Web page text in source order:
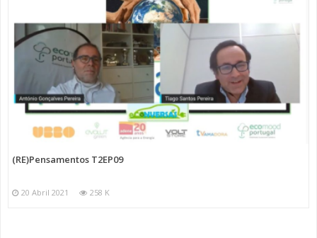
(RE)Pensamentos T2EP09
20 Abril 2021 258 K